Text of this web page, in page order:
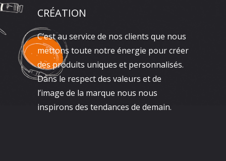
CRÉATION
C’est au service de nos clients que nous
mettons toute notre énergie pour créer
des produits uniques et personnalisés.
Dans le respect des valeurs et de
l’image de la marque nous nous
inspirons des tendances de demain.